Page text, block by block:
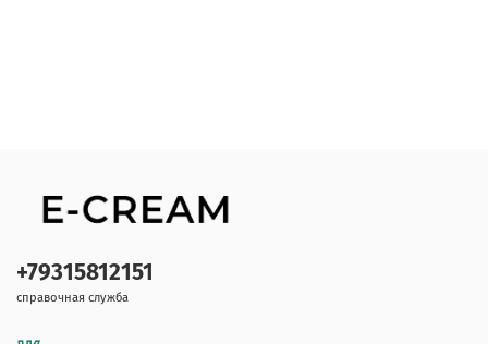
+79315812151
справочная служба